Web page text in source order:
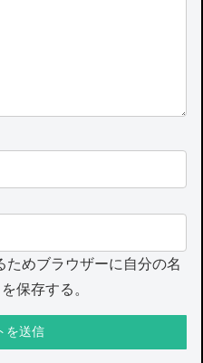
ためブラウザーに自分の名
保存する。